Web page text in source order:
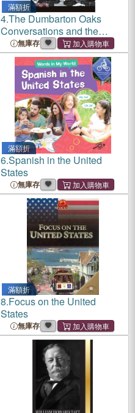
滿額折
4.The Dumbarton Oaks
Conversations and the
United Nations, 1944-1994
無庫存
滿額折
6.Spanish in the United
States
無庫存
滿額折
8.Focus on the United
States
無庫存